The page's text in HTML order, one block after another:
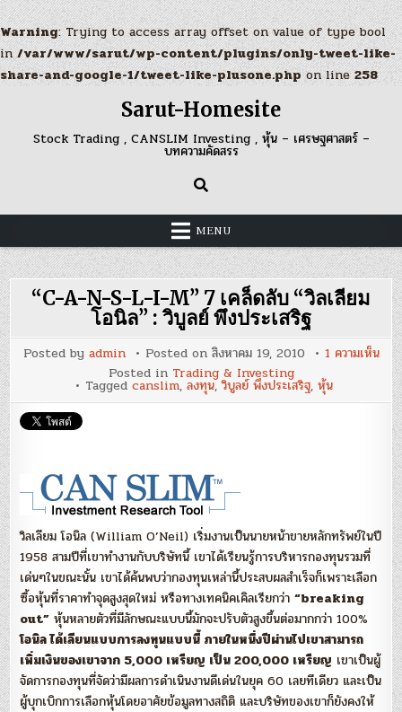
Warning: Trying to access array offset on value of type bool
in/var/www/sarut/wp-content/plugins/only-tweet-like-
share-and-google-1/tweet-like-plusone.phpon line258
content
Sarut-Homesite
Stock Trading , CANSLIM Investing , หุ้น – เศรษฐศาสตร์ –
บทความคัดสรร
MENU
“C-A-N-S-L-I-M” 7 เคล็ดลับ “วิลเลียม
โอนิล” : วิบูลย์ พึงประเสริฐ
Posted by admin Posted on สิงหาคม 19, 2010 1 ความเห็นบน
“C-
A-
N-
S-
M”
เค
ลับ
“วิล
เลี
นิล”
:
วิบู
พึง
ปร
Posted in Trading & Investing
Tagged canslim, ลงทุน,วิบูลย์ พึงประเสริฐ, หุ้น
วิลเลียม โอนิล (William O’Neil) เริ่มงานเป็นนายหน้าขายหลักทรัพย์ในปี
1958 สามปีที่เขาทำงานกับบริษัทนี้ เขาได้เรียนรู้การบริหารกองทุนรวมที่
เด่นๆในขณะนั้น เขาได้ค้นพบว่ากองทุนเหล่านี้ประสบผลสำเร็จก็เพราะเลือก
ซื้อหุ้นที่ราคาทำจุดสูงสุดใหม่ หรือทางเทคนิคเคิลเรียกว่า“breaking
out” หุ้นหลายตัวที่มีลักษณะแบบนี้มักจะปรับตัวสูงขึ้นต่อมากกว่า 100%
โอนิล ได้เลียนแบบการลงทุนแบบนี้ ภายในหนึ่งปีผ่านไปเขาสามารถ
เพิ่มเงินของเขาจาก 5,000 เหรียญ เป็น 200,000 เหรียญ เขาเป็นผู้
จัดการกองทุนที่จัดว่ามีผลการดำเนินงานดีเด่นในยุค 60 เลยทีเดียว และเป็น
ผู้บุกเบิกการเลือกหุ้นโดยอาศัยข้อมูลทางสถิติ และบริษัทของเขาก็ยังคงให้